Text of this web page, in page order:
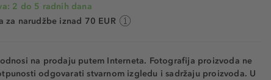
2 do 5 radnih dana
za narudžbe iznad 70 EUR
na prodaju putem Interneta. Fotografija proizvoda ne
odgovarati stvarnom izgledu i sadržaju proizvoda. U